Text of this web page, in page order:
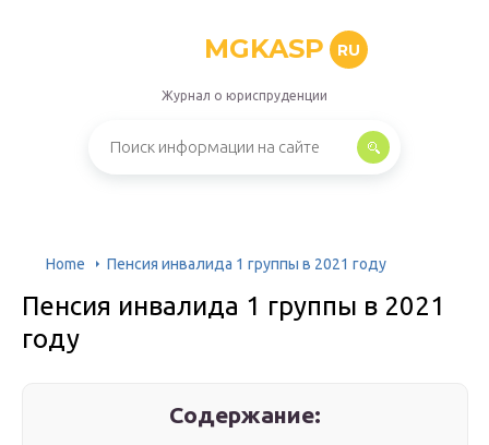
MGKASP RU
Журнал о юриспруденции
Home Пенсия инвалида 1 группы в 2021 году
Пенсия инвалида 1 группы в 2021
году
Содержание: